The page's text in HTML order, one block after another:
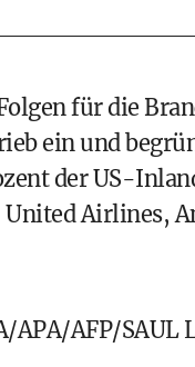
für die
ein und
der US-
Airlines,
APA/AFP/SAUL